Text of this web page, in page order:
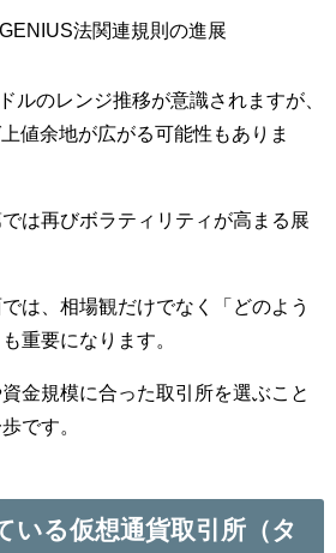
法関連規則の進展
ルのレンジ推移が意識されますが、
値余地が広がる可能性もありま
は再びボラティリティが高まる展
は、相場観だけでなく「どのよう
重要になります。
金規模に合った取引所を選ぶこと
です。
いる仮想通貨取引所（タ